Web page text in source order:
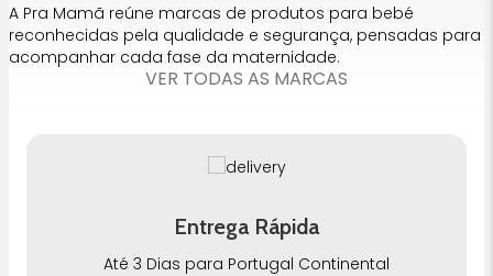
A Pra Mamã reúne marcas de produtos para bebé
reconhecidas pela qualidade e segurança, pensadas para
acompanhar cada fase da maternidade.
VER TODAS AS MARCAS
Entrega Rápida
Até 3 Dias para Portugal Continental